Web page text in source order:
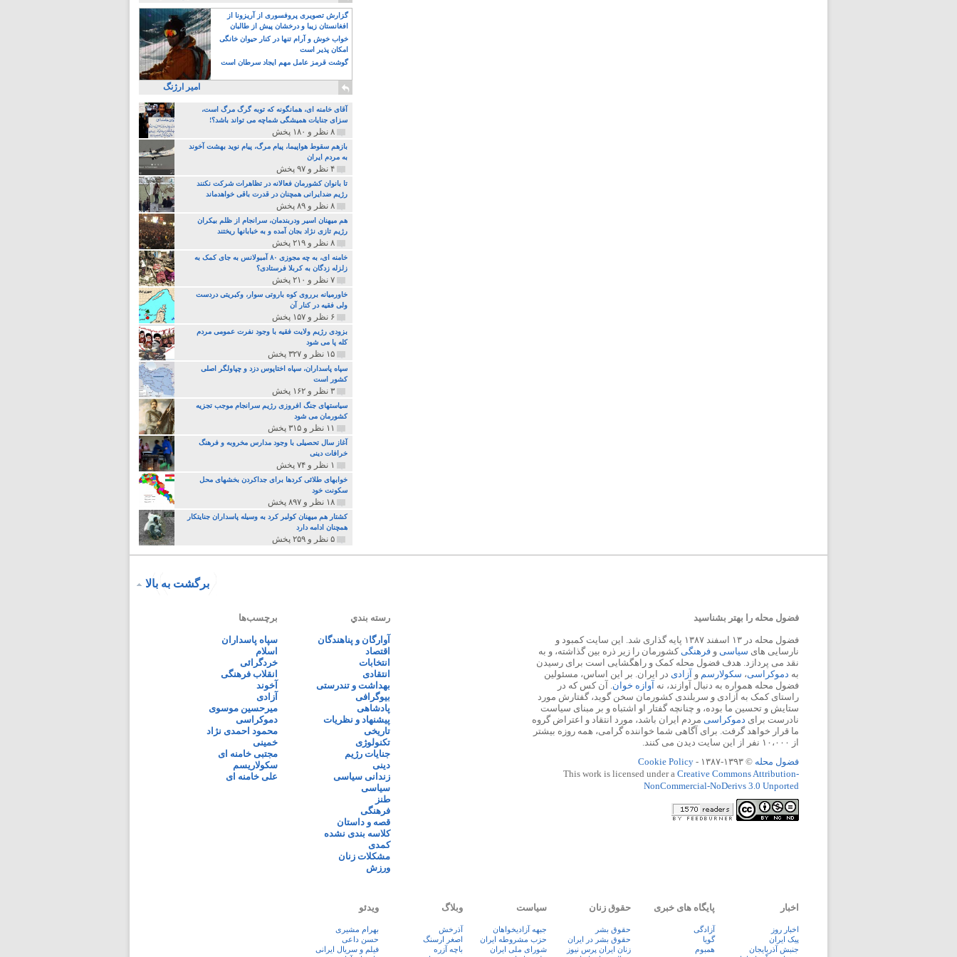
گزارش تصویری پروفسوری از آریزونا از
افغانستان زیبا و درخشان پیش از طالبان
خواب خوش و آرام تنها در کنار حیوان خانگی
امکان پذیر است
گوشت قرمز عامل مهم ایجاد سرطان است
امیر ارژنگ
آقای خامنه ای، همانگونه که توبه گرگ مرگ است،
سزای جنایات همیشگی شماچه می تواند باشد؟!
۸ نظر و ۱۸۰ پخش
بازهم سقوط هواپیما، پیام مرگ، پیام نوید بهشت آخوند
به مردم ایران
۴ نظر و ۹۷ پخش
تا بانوان کشورمان فعالانه در تظاهرات شرکت نکنند
رژیم ضدایرانی همچنان در قدرت باقی خواهدماند
۸ نظر و ۸۹ پخش
هم میهنان اسیر ودربندمان، سرانجام از ظلم بیکران
رژیم تازی نژاد بجان آمده و به خبابانها ریختند
۸ نظر و ۲۱۹ پخش
خامنه ای، به چه مجوزی ۸۰ آمبولانس به جای کمک به
زلزله زدگان به کربلا فرستادی؟
۷ نظر و ۲۱۰ پخش
خاورمیانه برروی کوه باروتی سوار، وکبریتی دردست
ولی فقیه در کنار آن
۶ نظر و ۱۵۷ پخش
بزودی رژیم ولایت فقیه با وجود نفرت عمومی مردم
کله پا می شود
۱۵ نظر و ۳۲۷ پخش
سپاه پاسداران، سپاه اختاپوس دزد و چپاولگر اصلی
کشور است
۳ نظر و ۱۶۲ پخش
سیاستهای جنگ افروزی رژیم سرانجام موجب تجزیه
کشورمان می شود
۱۱ نظر و ۳۱۵ پخش
آغاز سال تحصیلی با وجود مدارس مخروبه و فرهنگ
خرافات دینی
۱ نظر و ۷۴ پخش
خوابهای طلائی کردها برای جداکردن بخشهای محل
سکونت خود
۱۸ نظر و ۸۹۷ پخش
کشتار هم میهنان کولبر کرد به وسیله پاسداران جنایتکار
همچنان ادامه دارد
۵ نظر و ۲۵۹ پخش
برگشت به بالا
فضول محله را بهتر بشناسید
فضول محله در ۱۳ اسفند ۱۳۸۷ پایه گذاری شد. این سایت کمبود و
نارسایی های سیاسی و فرهنگیکشورمان را زیر ذره بین گذاشته، و به
نقد می پردازد. هدف فضول محله کمک و راهگشایی است برای رسیدن
به دموکراسی، سکولارسم و آزادی در ایران. بر این اساس، مسئولین
فضول محله همواره به دنبال آوازند، نه آوازه خوان. آن کس که در
راستای کمک به آزادی و سربلندی کشورمان سخن گوید، گفتارش مورد
ستایش و تحسین ما بوده، و چنانچه گفتار او اشتباه و بر مبنای سیاست
نادرست برای دموکراسی مردم ایران باشد، مورد انتقاد و اعتراض گروه
ما قرار خواهد گرفت. برای آگاهی شما خواننده گرامی، همه روزه بیشتر
از ۱۰،۰۰۰ نفر از این سایت دیدن می کنند.
فضول محله © ۱۳۹۳-۱۳۸۷ -
Cookie Policy
This work is licensed under a Creative Commons Attribution-
NonCommercial-NoDerivs 3.0 Unported
رسته بندي
آوارگان و پناهندگان
اقتصاد
انتخابات
انتقادی
بهداشت و تندرستی
بیوگرافی
پادشاهی
پیشنهاد و نظریات
تاریخی
تکنولوژی
جنایات رژیم
دینی
زندانی سیاسی
سیاسی
طنز
فرهنگی
قصه و داستان
کلاسه بندی نشده
کمدی
مشکلات زنان
ورزش
برچسب‌ها
سپاه پاسداران
اسلام
خردگرائی
انقلاب فرهنگی
آخوند
آزادی
میرحسین موسوی
دموکراسی
محمود احمدی نژاد
خمینی
مجتبی خامنه ای
سکولاریسم
علی خامنه ای
اخبار
اخبار روز
پيک ايران
جنبش آذربایجان
پایگاه های خبری
آزادگی
گویا
همبوم
حقوق زنان
حقوق بشر
حقوق بشر در ایران
زنان ايران پرس نيوز
سیاست
جبهه آزادیخواهان
حزب مشروطه ایران
شورای ملی ایران
وبلاگ
آذرخش
اصغر ارسنگ
باچه آزره
ویدئو
بهرام مشیری
حسن داعی
فيلم و سريال ايرانی